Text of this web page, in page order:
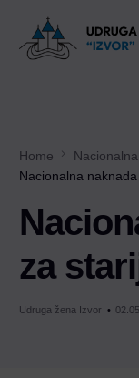
Home
Nacionalna
za
Udruga žena Izvor